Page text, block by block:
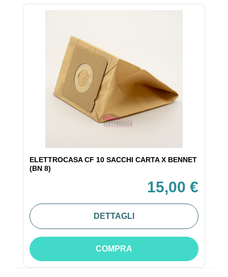
ELETTROCASA CF 10 SACCHI CARTA X BENNET
(BN 8)
15,00 €
DETTAGLI
COMPRA